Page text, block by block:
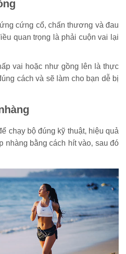
cứng cổ, chấn thương và đau
quan trọng là phải cuộn vai lại
vai hoặc như gồng lên là thực
cách và sẽ làm cho bạn dễ bị
chạy bộ đúng kỹ thuật, hiệu quả
nhàng bằng cách hít vào, sau đó